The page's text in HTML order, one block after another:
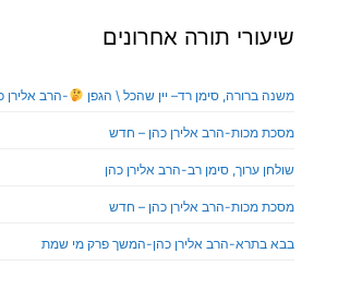
שיעורי תורה אחרונים
משנה ברורה, סימן רד– יין שהכל \ הגפן -הרב אלירן
מסכת מכות-הרב אלירן כהן – חדש
שולחן ערוך, סימן רב-הרב אלירן כהן
מסכת מכות-הרב אלירן כהן – חדש
בבא בתרא-הרב אלירן כהן-המשך פרק מי שמת